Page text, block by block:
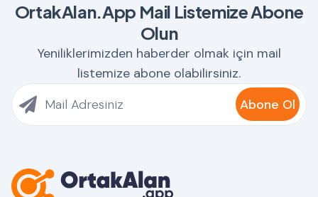
OrtakAlan.App Mail Listemize Abone
Olun
Yeniliklerimizden haberder olmak için mail
listemize abone olabilirsiniz.
Abone Ol